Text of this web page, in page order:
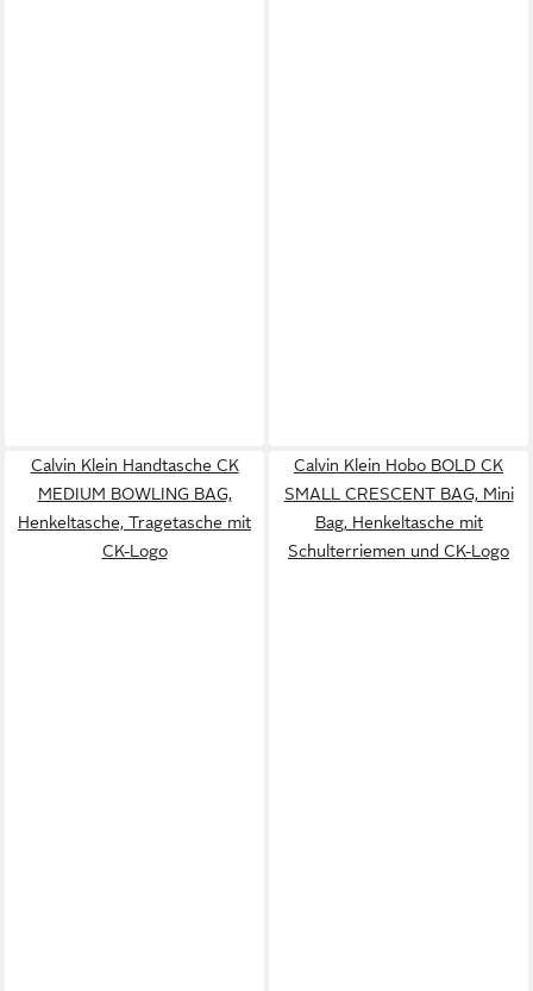
Calvin Klein Handtasche CK
MEDIUM BOWLING BAG,
Henkeltasche, Tragetasche mit
CK-Logo
Calvin Klein Hobo BOLD CK
SMALL CRESCENT BAG, Mini
Bag, Henkeltasche mit
Schulterriemen und CK-Logo